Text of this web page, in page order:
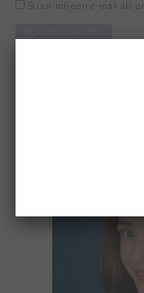
Stuur mij een e-mail als